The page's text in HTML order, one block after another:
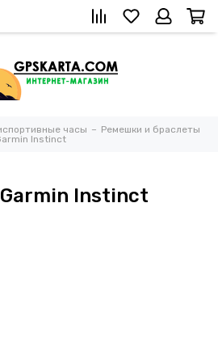
часы
Ремешки и браслеты
Instinct
Instinct